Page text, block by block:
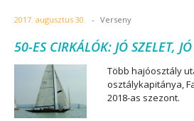
2017. augusztus 30. - Verseny
50-ES CIRKÁLÓK: JÓ SZELET, JÓ
Több hajóosztály
osztálykapitánya,
2018-as szezont.